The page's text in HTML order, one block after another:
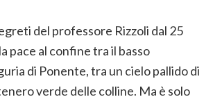
del professore Rizzoli dal 25
pace al confine tra il basso
di Ponente, tra un cielo pallido di
verde delle colline. Ma è solo